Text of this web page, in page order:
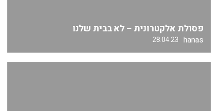
פסולת אלקטרונית – לא בבית שלנו
hanas
28.04.23